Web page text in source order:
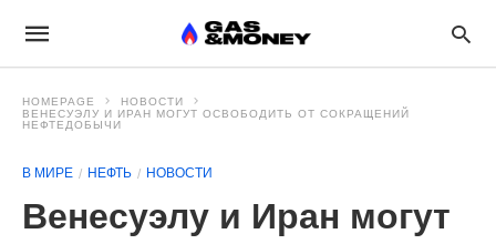
HOMEPAGE
НОВОСТИ
ВЕНЕСУЭЛУ И ИРАН МОГУТ ОСВОБОДИТЬ ОТ СОКРАЩЕНИЙ
НЕФТЕДОБЫЧИ
В МИРЕ НЕФТЬ НОВОСТИ
Венесуэлу и Иран могут